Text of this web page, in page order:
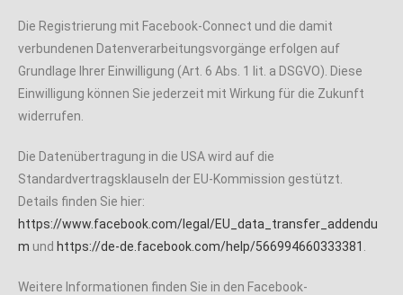
Die Registrierung mit Facebook-Connect und die damit
verbundenen Datenverarbeitungsvorgänge erfolgen auf
Grundlage Ihrer Einwilligung (Art. 6 Abs. 1 lit. a DSGVO). Diese
Einwilligung können Sie jederzeit mit Wirkung für die Zukunft
widerrufen.
Die Datenübertragung in die USA wird auf die
Standardvertragsklauseln der EU-Kommission gestützt.
Details finden Sie hier:
https://www.facebook.com/legal/EU_data_transfer_addendu
m und https://de-de.facebook.com/help/566994660333381
Weitere Informationen finden Sie in den Facebook-